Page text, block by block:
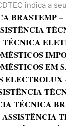
indica a
BRASTEMP –
TÉCNICA
EM
ELECTROLUX
TÉCNICA
ASSISTÊNCIA